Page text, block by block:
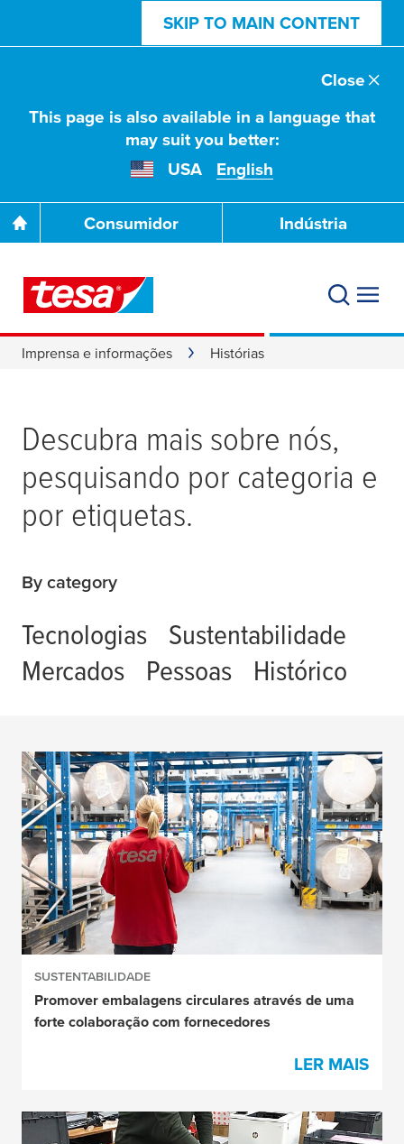
SKIP TO MAIN CONTENT
This page is also available in a language that
may suit you better:
USA
English
Close
Consumidor Indústria
Imprensa e informações Histórias
Descubra mais sobre nós,
pesquisando por categoria e
por etiquetas.
By category
Tecnologias
Sustentabilidade
Mercados
Pessoas Histórico
SUSTENTABILIDADE
Promover embalagens circulares através de uma
forte colaboração com fornecedores
LER MAIS